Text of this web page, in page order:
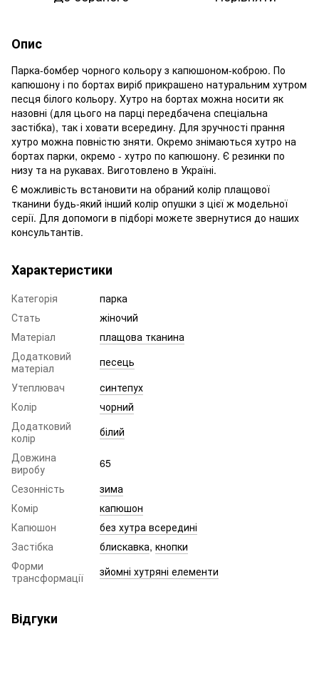
Опис
Парка-бомбер чорного кольору з капюшоном-коброю. По
капюшону і по бортах виріб прикрашено натуральним хутром
песця білого кольору. Хутро на бортах можна носити як
назовні (для цього на парці передбачена спеціальна
застібка), так і ховати всередину. Для зручності прання
хутро можна повністю зняти. Окремо знімаються хутро на
бортах парки, окремо - хутро по капюшону. Є резинки по
низу та на рукавах. Виготовлено в Україні.
Є можливість встановити на обраний колір плащової
тканини будь-який інший колір опушки з цієї ж модельної
серії. Для допомоги в підборі можете звернутися до наших
консультантів.
Характеристики
Категорія
парка
Стать
жіночий
Матеріал
плащова тканина
Додатковий
матеріал
песець
Утеплювач
синтепух
Колір
чорний
Додатковий
колір
білий
Довжина
виробу
65
Сезонність
зима
Комір
капюшон
Капюшон
без хутра всередині
Застібка
блискавка, кнопки
Форми
трансформації
зйомні хутряні елементи
Відгуки